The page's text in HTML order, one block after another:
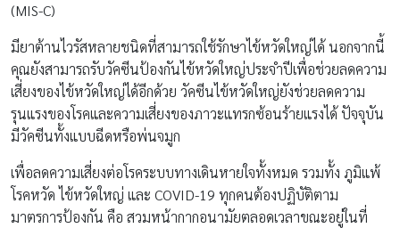
(MIS-C)
มียาต้านไวรัสหลายชนิดที่สามารถใช้รักษาไข้หวัดใหญ่ได้ นอกจากนี้
คุณยังสามารถรับวัคซีนป้องกันไข้หวัดใหญ่ประจำปีเพื่อช่วยลดความ
เสี่ยงของไข้หวัดใหญ่ได้อีกด้วย วัคซีนไข้หวัดใหญ่ยังช่วยลดความ
รุนแรงของโรคและความเสี่ยงของภาวะแทรกซ้อนร้ายแรงได้ ปัจจุบัน
มีวัคซีนทั้งแบบฉีดหรือพ่นจมูก
เพื่อลดความเสี่ยงต่อโรคระบบทางเดินหายใจทั้งหมด รวมทั้ง ภูมิแพ้
โรคหวัด ไข้หวัดใหญ่ และ COVID-19 ทุกคนต้องปฏิบัติตาม
มาตรการป้องกัน คือ สวมหน้ากากอนามัยตลอดเวลาขณะอยู่ในที่